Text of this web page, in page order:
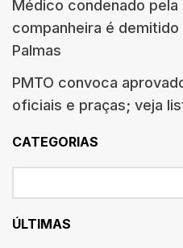
Médico condenado
companheira é
Palmas
PMTO convoca
oficiais e praças; veja
CATEGORIAS
ÚLTIMAS